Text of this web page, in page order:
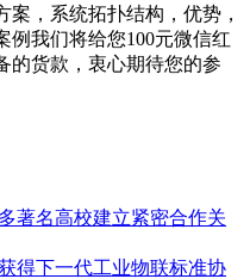
，系统拓扑结构，优势，
例我们将给您100元微信红
的货款，衷心期待您的参
著名高校建立紧密合作关
得下一代工业物联标准协